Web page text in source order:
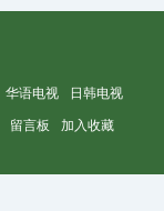
华语电视 日韩电视
留言板 加入收藏